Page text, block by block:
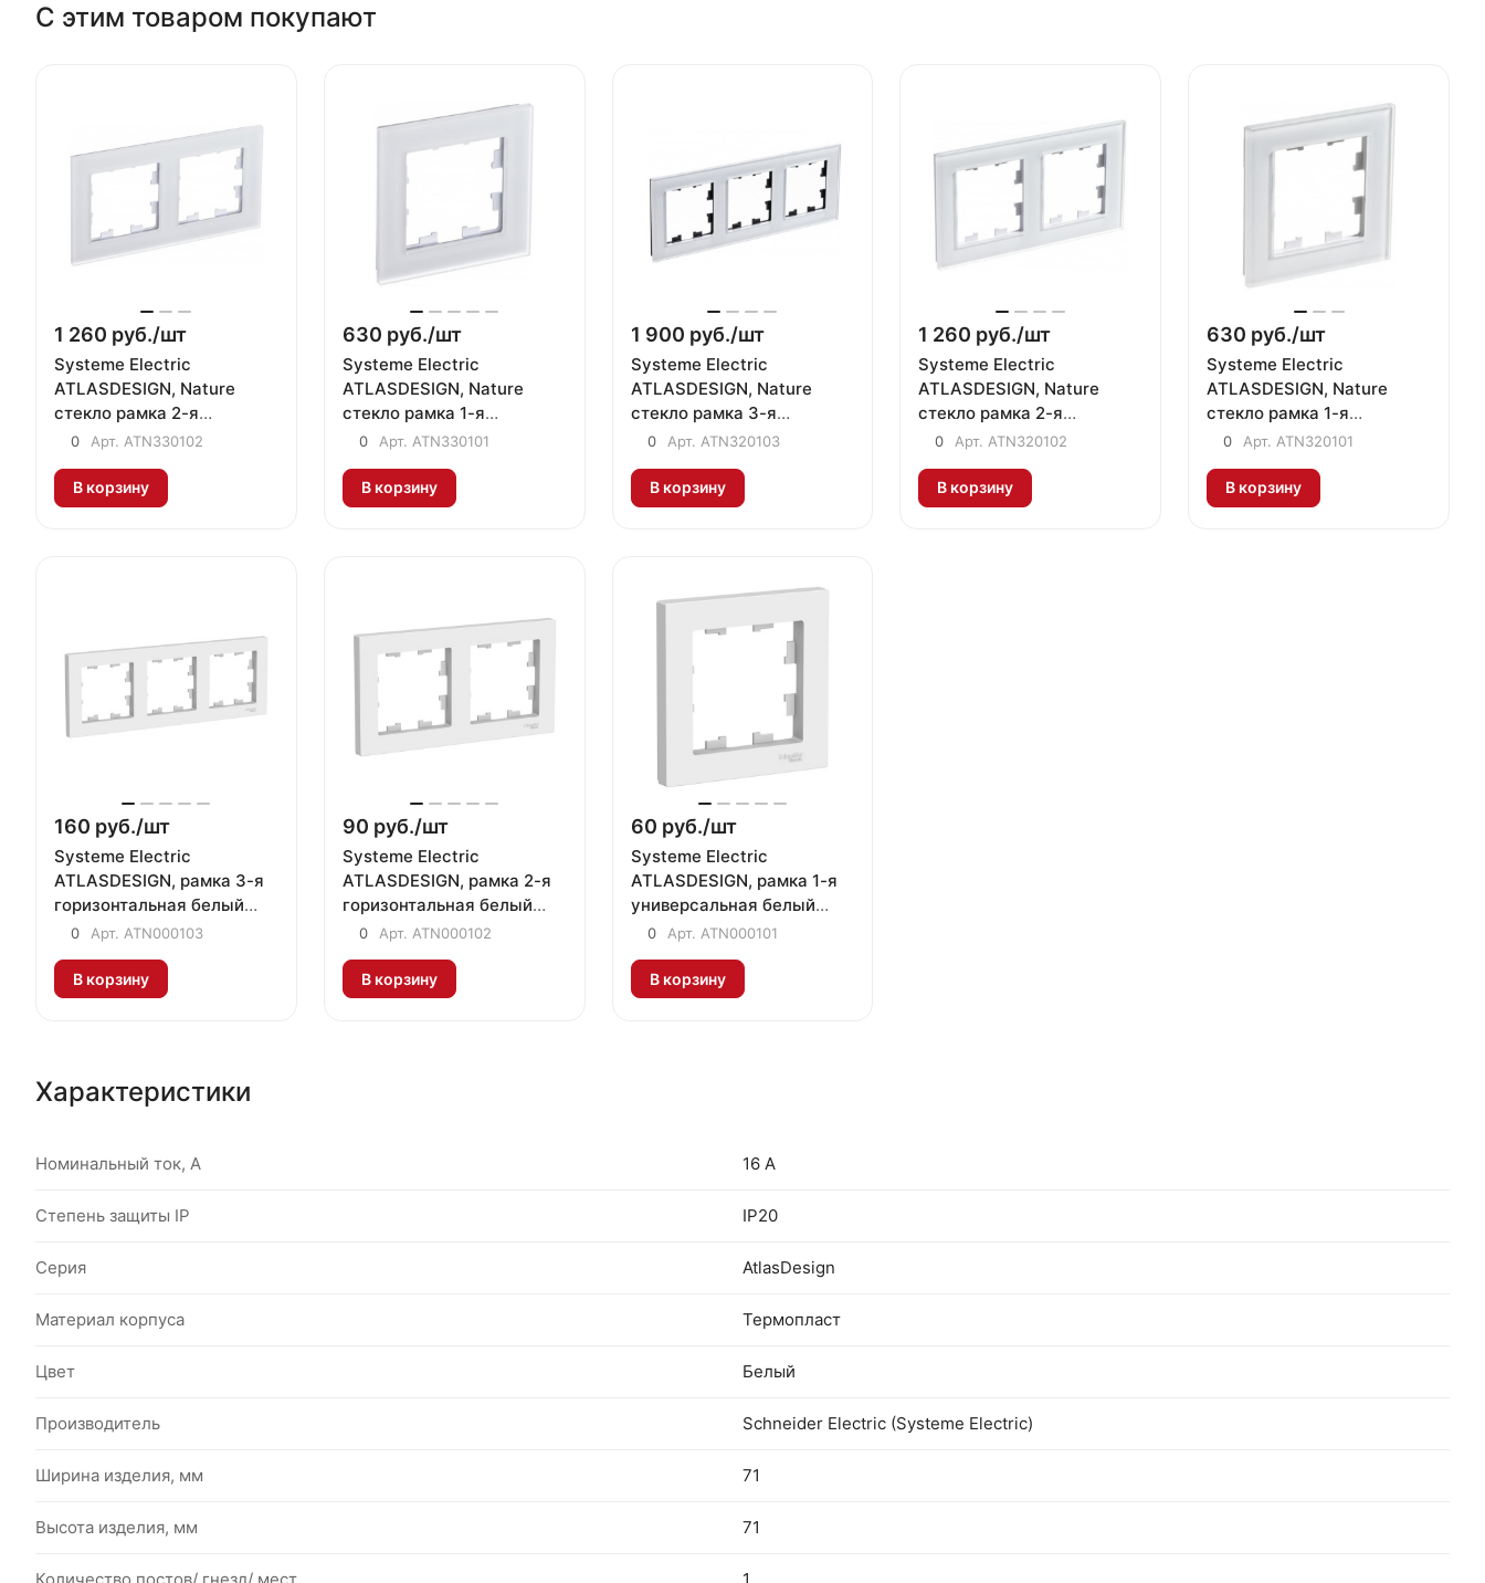
С этим товаром покупают
1 260 руб./шт
Systeme Electric
ATLASDESIGN, Nature
стекло рамка 2-я
универсальная матовый
0 Арт. ATN330102
В корзину
630 руб./шт
Systeme Electric
ATLASDESIGN, Nature
стекло рамка 1-я
универсальная матовый
0 Арт. ATN330101
В корзину
1 900 руб./шт
Systeme Electric
ATLASDESIGN, Nature
стекло рамка 3-я
универсальная белый
0 Арт. ATN320103
В корзину
1 260 руб./шт
Systeme Electric
ATLASDESIGN, Nature
стекло рамка 2-я
универсальная белый
0 Арт. ATN320102
В корзину
630 руб./шт
Systeme Electric
ATLASDESIGN, Nature
стекло рамка 1-я
универсальная белый
0 Арт. ATN320101
В корзину
160 руб./шт
Systeme Electric
ATLASDESIGN, рамка 3-я
горизонтальная белый
ATN000103
0 Арт. ATN000103
В корзину
90 руб./шт
Systeme Electric
ATLASDESIGN, рамка 2-я
горизонтальная белый
ATN000102
0 Арт. ATN000102
В корзину
60 руб./шт
Systeme Electric
ATLASDESIGN, рамка 1-я
универсальная белый
ATN000101
0 Арт. ATN000101
В корзину
Характеристики
Номинальный ток, А 16 А
Степень защиты IP IP20
Серия AtlasDesign
Материал корпуса Термопласт
Цвет Белый
Производитель Schneider Electric (Systeme Electric)
Ширина изделия, мм 71
Высота изделия, мм 71
Количество постов/ гнезд/ мест 1